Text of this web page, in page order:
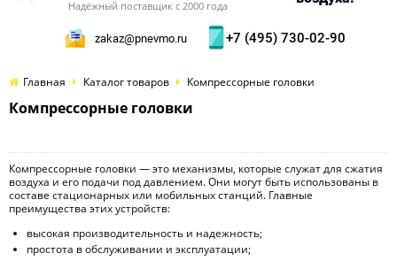
Надёжный поставщик с 2000 года
zakaz@pnevmo.ru +7 (495) 730-02-90
Главная Каталог товаров Компрессорные головки
Компрессорные головки
Компрессорные головки — это механизмы, которые служат для сжатия
воздуха и его подачи под давлением. Они могут быть использованы в
составе стационарных или мобильных станций. Главные
преимущества этих устройств:
высокая производительность и надежность;
простота в обслуживании и эксплуатации;